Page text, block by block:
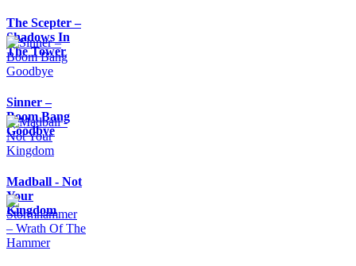
The Scepter –
Shadows In
The Tower
Sinner –
Boom Bang
Goodbye
Madball - Not
Your
Kingdom